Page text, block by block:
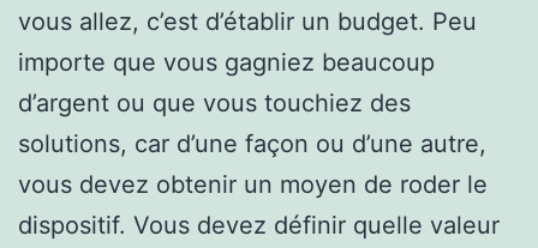
vous allez, c’est d’établir un budget. Peu
importe que vous gagniez beaucoup
d’argent ou que vous touchiez des
solutions, car d’une façon ou d’une autre,
vous devez obtenir un moyen de roder le
dispositif. Vous devez définir quelle valeur